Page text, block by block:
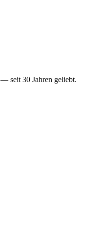
seit 30 Jahren geliebt.